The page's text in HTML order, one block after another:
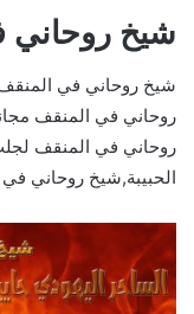
شيخ روحاني
شيخ روحاني في
روحاني في المنقف
روحاني في المنقف
الحبيبة,شيخ روحاني